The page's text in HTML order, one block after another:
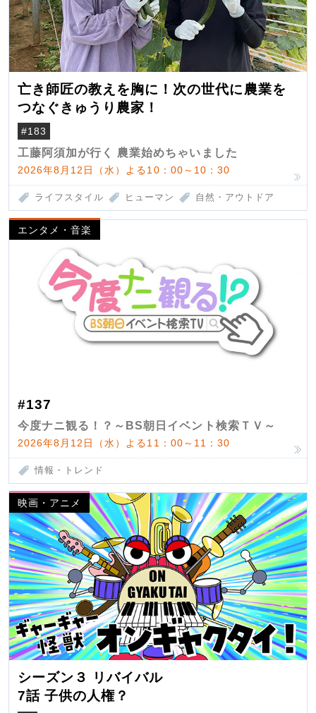
亡き師匠の教えを胸に！次の世代に農業を
つなぐきゅうり農家！
#183
工藤阿須加が行く 農業始めちゃいました
2026年8月12日（水）よる10：00～10：30
ライフスタイル ヒューマン 自然・アウトドア
エンタメ・音楽
#137
今度ナニ観る！？～BS朝日イベント検索ＴＶ～
2026年8月12日（水）よる11：00～11：30
情報・トレンド
映画・アニメ
シーズン３ リバイバル
7話 子供の人権？